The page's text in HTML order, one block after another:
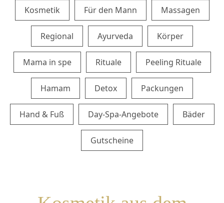
Appartementhaus
Fragen & Antworten
Gutscheine
KULINARIK
Restaurant
Frühstück
Tischreservierung
Kosmetik Für den Mann Massagen
Regional Ayurveda Körper
Mama in spe Rituale Peeling Rituale
Hamam Detox Packungen
Hand & Fuß Day-Spa-Angebote Bäder
Gutscheine